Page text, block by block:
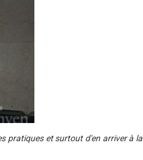
pratiques et surtout d'en arriver à la